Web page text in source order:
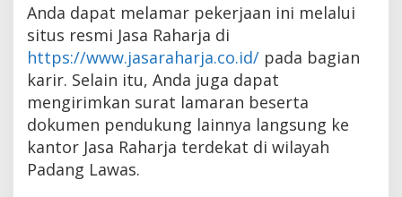
Anda dapat melamar pekerjaan ini melalui
situs resmi Jasa Raharja di
https://www.jasaraharja.co.id/ pada bagian
karir. Selain itu, Anda juga dapat
mengirimkan surat lamaran beserta
dokumen pendukung lainnya langsung ke
kantor Jasa Raharja terdekat di wilayah
Padang Lawas.